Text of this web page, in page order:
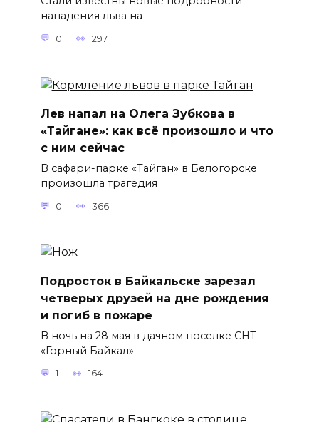
нападения льва на
0 297
Лев напал на Олега Зубкова в
«Тайгане»: как всё произошло и что
с ним сейчас
В сафари-парке «Тайган» в Белогорске
произошла трагедия
0 366
Подросток в Байкальске зарезал
четверых друзей на дне рождения
и погиб в пожаре
В ночь на 28 мая в дачном поселке СНТ
«Горный Байкал»
1 164